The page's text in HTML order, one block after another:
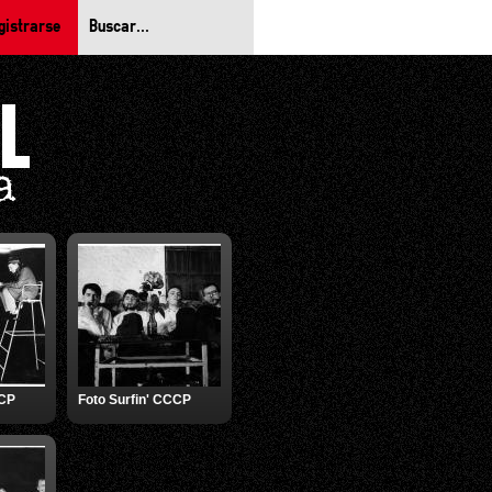
Foto Surfin' CCCP